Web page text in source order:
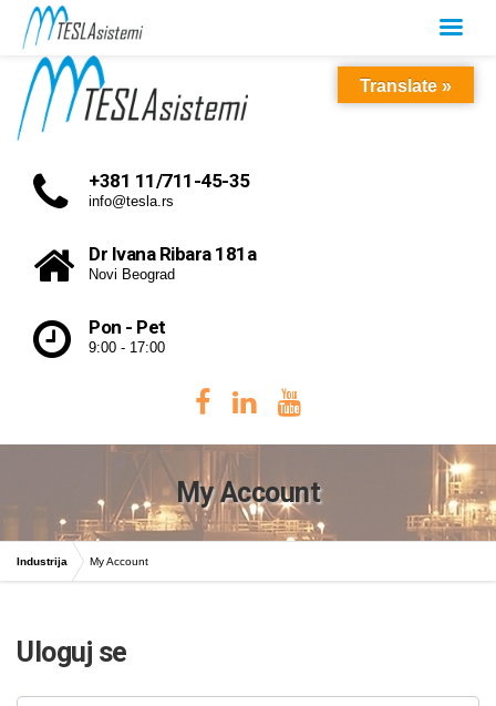
+381 11/711-45-35
info@tesla.rs
Dr Ivana Ribara 181a
Novi Beograd
Pon - Pet
9:00 - 17:00
My Account
Industrija My Account
Uloguj se
Translate »